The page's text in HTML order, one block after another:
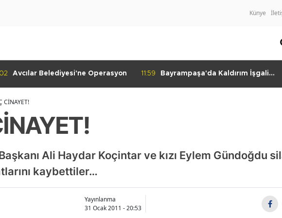
Künye
Avcılar Belediyesi'ne Operasyon 11:59
Bayrampaşa'da Kaldırım İşgali
CİNAYET!
Ali Haydar Koçintar ve kızı Eylem Gündoğdu
kaybettiler…
Yayınlanma
31 Ocak 2011 - 20:53